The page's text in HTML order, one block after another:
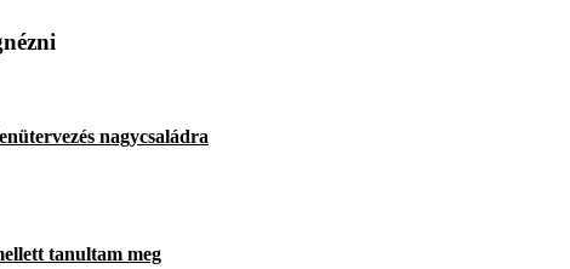
nagycsaládra
tanultam meg